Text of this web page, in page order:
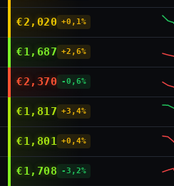
€2,020 +0,1%
€1,687 +2,6%
€2,370 -0,6%
€1,817 +3,4%
€1,801 +0,4%
€1,708 -3,2%